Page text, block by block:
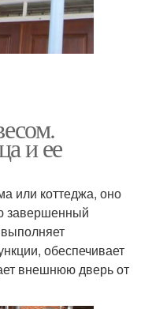
и ее
или коттеджа, оно
завершенный
обеспечивает
внешнюю дверь от